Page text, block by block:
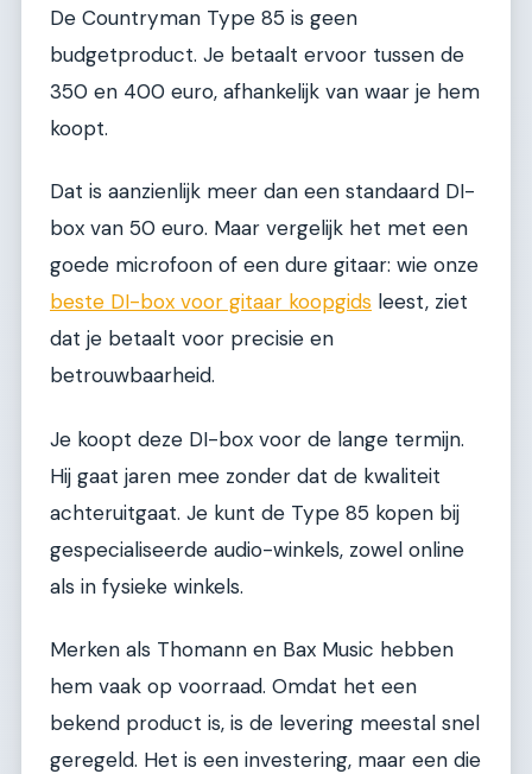
De Countryman Type 85 is geen
budgetproduct. Je betaalt ervoor tussen de
350 en 400 euro, afhankelijk van waar je hem
koopt.
Dat is aanzienlijk meer dan een standaard DI-
box van 50 euro. Maar vergelijk het met een
goede microfoon of een dure gitaar: wie onze
beste DI-box voor gitaar koopgids leest, ziet
dat je betaalt voor precisie en
betrouwbaarheid.
Je koopt deze DI-box voor de lange termijn.
Hij gaat jaren mee zonder dat de kwaliteit
achteruitgaat. Je kunt de Type 85 kopen bij
gespecialiseerde audio-winkels, zowel online
als in fysieke winkels.
Merken als Thomann en Bax Music hebben
hem vaak op voorraad. Omdat het een
bekend product is, is de levering meestal snel
geregeld. Het is een investering, maar een die